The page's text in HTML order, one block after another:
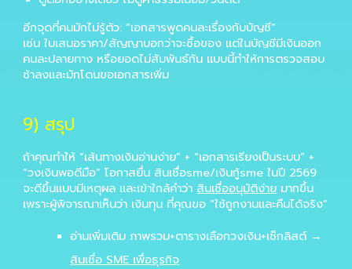
อีกจุดที่คนมักไม่รู้ตัว: “เอกสารพูดคนละเรื่องกับบัญชี”
เช่น ใบเสนอราคา/สัญญาบอกว่าจะซื้อของ แต่ในบัญชีมีเงินออก
คนละปลายทาง หรือยอดไม่สัมพันธ์กัน แบบนี้ทำให้การตรวจสอบ
ช้าลงและมักโดนขอเอกสารเพิ่ม
9) สรุป
ถ้าคุณทำให้ “เส้นทางเงินอ่านง่าย” + “เอกสารเรียงเป็นระบบ” +
“วงเงินพอดีมือ” โอกาสยื่น สินเชื่อsme/เงินกู้sme ในปี 2569
จะดีขึ้นแบบมีเหตุผล และเข้าใกล้คำว่า สินเชื่ออนุมัติง่าย มากขึ้น
เพราะผู้พิจารณาเห็นว่า เงินทุน ที่คุณขอ “ใช้ถูกงานและคืนได้จริง”
อ่านเพิ่มเติม ภาพรวม+ตารางเลือกวงเงิน+เช็กลิสต์ →
สินเชื่อ SME เพื่อธุรกิจ